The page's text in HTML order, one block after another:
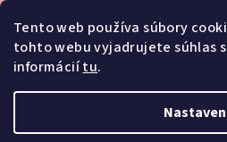
Tento web používa súbory
tohto webu vyjadrujete súhlas
informáciítu.
Podsedlové dečky
Blog